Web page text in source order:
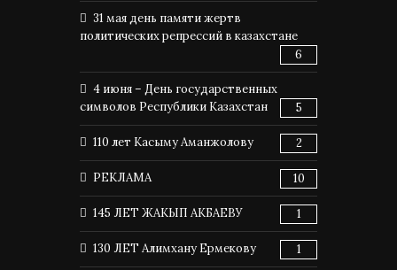
31 мая день памяти жертв
политических репрессий в казахстане
6
4 июня – День государственных
символов Республики Казахстан
5
110 лет Касыму Аманжолову 2
РЕКЛАМА 10
145 ЛЕТ ЖАКЫП АКБАЕВУ 1
130 ЛЕТ Алимхану Ермекову 1